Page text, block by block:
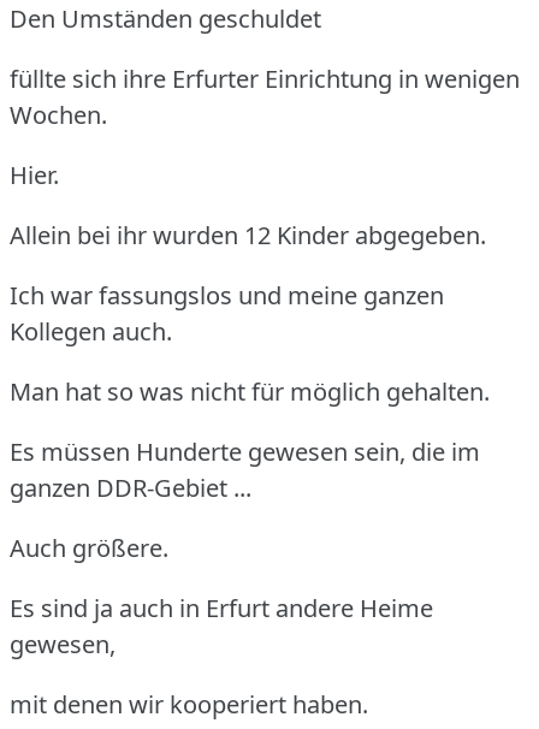
Den Umständen geschuldet
füllte sich ihre Erfurter Einrichtung in wenigen
Wochen.
Hier.
Allein bei ihr wurden 12 Kinder abgegeben.
Ich war fassungslos und meine ganzen
Kollegen auch.
Man hat so was nicht für möglich gehalten.
Es müssen Hunderte gewesen sein, die im
ganzen DDR-Gebiet ...
Auch größere.
Es sind ja auch in Erfurt andere Heime
gewesen,
mit denen wir kooperiert haben.